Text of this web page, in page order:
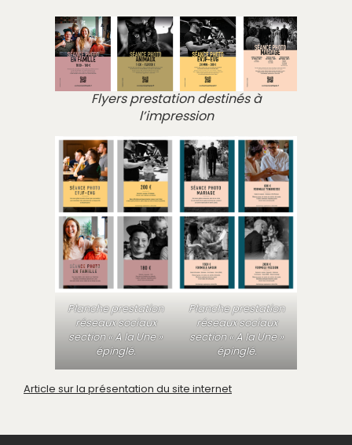
Flyers prestation destinés à
l’impression
Planche prestation
réseaux sociaux
section « A la Une »
épinglé.
Planche prestation
réseaux sociaux
section « A la Une »
épinglé.
Article sur la présentation du site internet